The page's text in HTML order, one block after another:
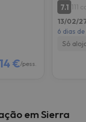
€/pess.
7.1 111
13/02/
6 dias
Só
em Sierra